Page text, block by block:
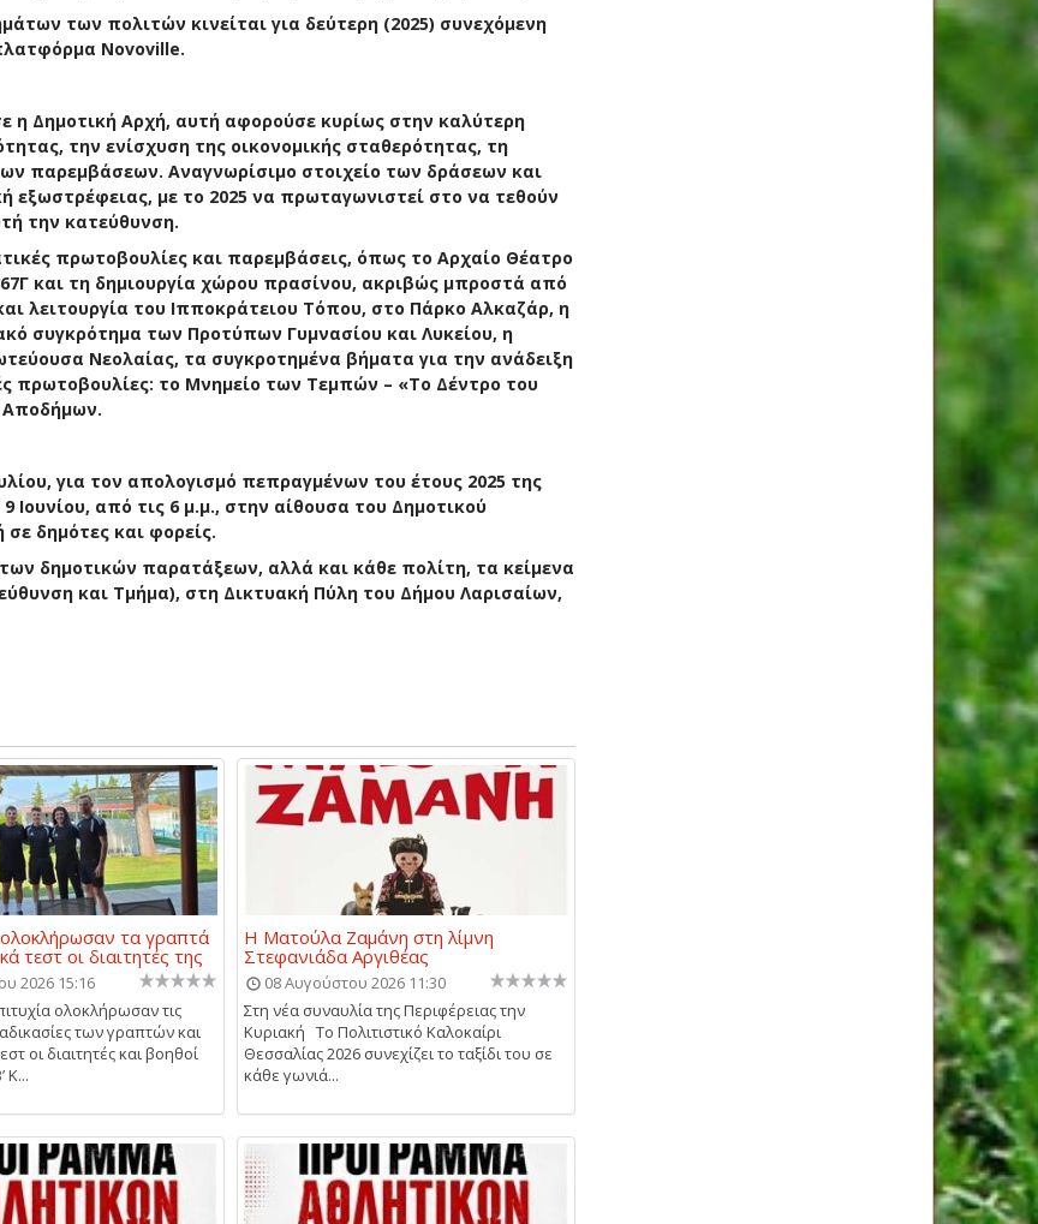
των πολιτών κινείται για δεύτερη (2025) συνεχόμενη
Novoville.
η Δημοτική Αρχή, αυτή αφορούσε κυρίως στην καλύτερη
την ενίσχυση της οικονομικής σταθερότητας, τη
παρεμβάσεων. Αναγνωρίσιμο στοιχείο των δράσεων και
εξωστρέφειας, με το 2025 να πρωταγωνιστεί στο να τεθούν
την κατεύθυνση.
πρωτοβουλίες και παρεμβάσεις, όπως το Αρχαίο Θέατρο
και τη δημιουργία χώρου πρασίνου, ακριβώς μπροστά από
λειτουργία του Ιπποκράτειου Τόπου, στο Πάρκο Αλκαζάρ, η
συγκρότημα των Προτύπων Γυμνασίου και Λυκείου, η
Νεολαίας, τα συγκροτημένα βήματα για την ανάδειξη
πρωτοβουλίες: το Μνημείο των Τεμπών – «Το Δέντρο του
Αποδήμων.
για τον απολογισμό πεπραγμένων του έτους 2025 της
Ιουνίου, από τις 6 μ.μ., στην αίθουσα του Δημοτικού
δημότες και φορείς.
δημοτικών παρατάξεων, αλλά και κάθε πολίτη, τα κείμενα
και Τμήμα), στη Δικτυακή Πύλη του Δήμου Λαρισαίων,
τα γραπτά
τεστ οι διαιτητές της
2026 15:16
ολοκλήρωσαν τις
των γραπτών και
οι διαιτητές και βοηθοί
Κ...
Η Ματούλα Ζαμάνη στη λίμνη
Στεφανιάδα Αργιθέας
08 Αυγούστου 2026 11:30
Στη νέα συναυλία της Περιφέρειας την
Κυριακή Το Πολιτιστικό Καλοκαίρι
Θεσσαλίας 2026 συνεχίζει το ταξίδι του σε
κάθε γωνιά...